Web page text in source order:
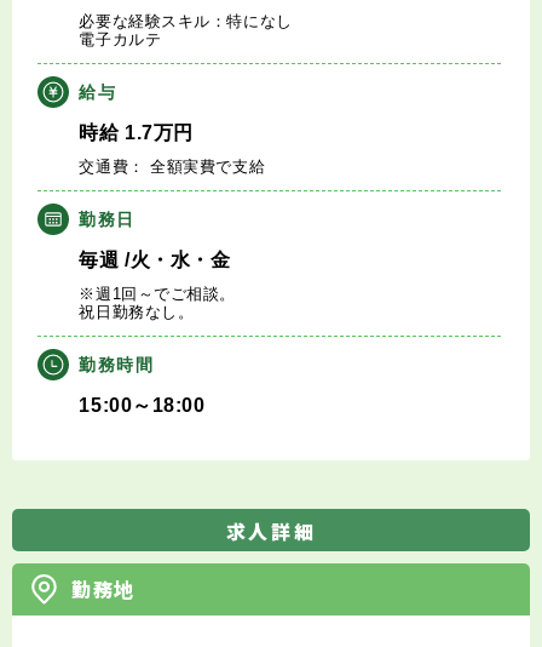
医師の転職マニュアル
データで見る医師の平均年収
医師に役立つ取材記事
大学医局紹介
必要な経験スキル：特になし
電子カルテ
給与
時給1.7万円
交通費： 全額実費で支給
勤務日
毎週 /火・水・金
※週1回～でご相談。
祝日勤務なし。
勤務時間
15:00～18:00
求人詳細
勤務地